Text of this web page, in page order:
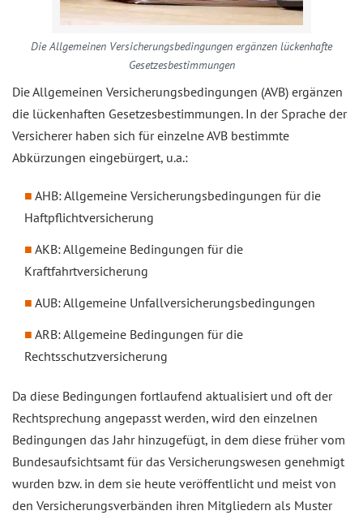
Die Allgemeinen Versicherungsbedingungen ergänzen lückenhafte
Gesetzesbestimmungen
Die Allgemeinen Versicherungsbedingungen (AVB) ergänzen
die lückenhaften Gesetzesbestimmungen. In der Sprache der
Versicherer haben sich für einzelne AVB bestimmte
Abkürzungen eingebürgert, u.a.:
AHB: Allgemeine Versicherungsbedingungen für die
Haftpflichtversicherung
AKB: Allgemeine Bedingungen für die
Kraftfahrtversicherung
AUB: Allgemeine Unfallversicherungsbedingungen
ARB: Allgemeine Bedingungen für die
Rechtsschutzversicherung
Da diese Bedingungen fortlaufend aktualisiert und oft der
Rechtsprechung angepasst werden, wird den einzelnen
Bedingungen das Jahr hinzugefügt, in dem diese früher vom
Bundesaufsichtsamt für das Versicherungswesen genehmigt
wurden bzw. in dem sie heute veröffentlicht und meist von
den Versicherungsverbänden ihren Mitgliedern als Muster